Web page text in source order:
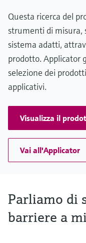
Questa ricerca del
strumenti di misura,
sistema adatti,
prodotto. Applicator
selezione dei
applicativi.
Visualizza il
Vai all'Applicator
Parliamo di
barriere a